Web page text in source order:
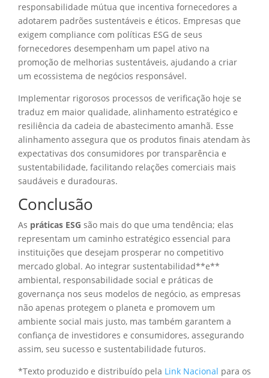
responsabilidade mútua que incentiva fornecedores a
adotarem padrões sustentáveis e éticos. Empresas que
exigem compliance com políticas ESG de seus
fornecedores desempenham um papel ativo na
promoção de melhorias sustentáveis, ajudando a criar
um ecossistema de negócios responsável.
Implementar rigorosos processos de verificação hoje se
traduz em maior qualidade, alinhamento estratégico e
resiliência da cadeia de abastecimento amanhã. Esse
alinhamento assegura que os produtos finais atendam às
expectativas dos consumidores por transparência e
sustentabilidade, facilitando relações comerciais mais
saudáveis e duradouras.
Conclusão
As práticas ESG são mais do que uma tendência; elas
representam um caminho estratégico essencial para
instituições que desejam prosperar no competitivo
mercado global. Ao integrar sustentabilidad**e**
ambiental, responsabilidade social e práticas de
governança nos seus modelos de negócio, as empresas
não apenas protegem o planeta e promovem um
ambiente social mais justo, mas também garantem a
confiança de investidores e consumidores, assegurando
assim, seu sucesso e sustentabilidade futuros.
*Texto produzido e distribuído pela Link Nacional para os